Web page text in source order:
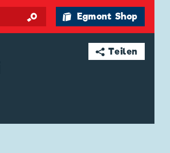
🛍 Egmont Shop
➦ Teilen